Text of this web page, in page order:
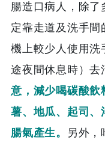
腸造口病人，除
定靠走道及洗手
機上較少人使用洗
途夜間休息時）去
意，減少喝碳酸飲
薯、地瓜、起司、
腸氣產生。
另外，